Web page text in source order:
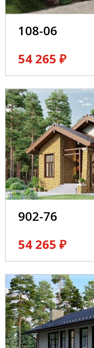
108-06
54 265 ₽
902-76
54 265 ₽